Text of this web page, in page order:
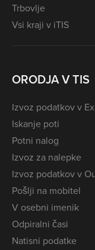
Trbovlje
Vsi kraji v iTIS
ORODJA V TIS
Izvoz podatkov v
Iskanje poti
Potni nalog
Izvoz za nalepke
Izvoz podatkov v
Pošlji na mobitel
V osebni imenik
Odpiralni časi
Natisni podatke